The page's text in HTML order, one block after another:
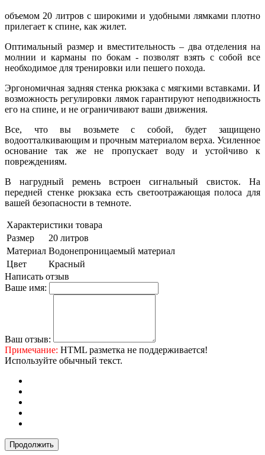
объемом 20 литров с широкими и удобными лямками плотно
прилегает к спине, как жилет.
Оптимальный размер и вместительность – два отделения на
молнии и карманы по бокам - позволят взять с собой все
необходимое для тренировки или пешего похода.
Эргономичная задняя стенка рюкзака с мягкими вставками. И
возможность регулировки лямок гарантируют неподвижность
его на спине, и не ограничивают ваши движения.
Все, что вы возьмете с собой, будет защищено
водоотталкивающим и прочным материалом верха. Усиленное
основание так же не пропускает воду и устойчиво к
повреждениям.
В нагрудный ремень встроен сигнальный свисток. На
передней стенке рюкзака есть светоотражающая полоса для
вашей безопасности в темноте.
Характеристики товара
Размер
20 литров
Материал Водонепроницаемый материал
Цвет
Красный
Написать отзыв
Ваше имя:
Ваш отзыв:
Примечание: HTML разметка не поддерживается!
Используйте обычный текст.
Продолжить